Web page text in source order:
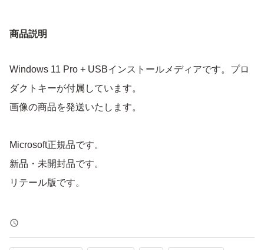
商品説明
Windows 11 Pro + USBインストールメディアです。プロ
ダクトキーが付属しています。
画像の商品を発送いたします。
Microsoft正規品です。
新品・未開封品です。
リテール版です。
買い切り版なので、追加料金は一切かかりません。
再インストールに対応していますので、機種変更時も安心